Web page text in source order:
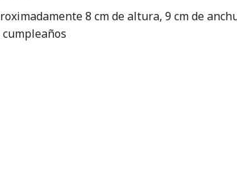
8 cm de altura, 9 cm de